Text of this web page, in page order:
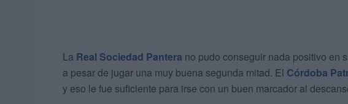
La Real Sociedad Pantera no pudo conseguir nada positivo en
a pesar de jugar una muy buena segunda mitad. El Córdoba
y eso le fue suficiente para irse con un buen marcador al